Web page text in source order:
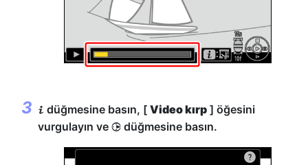
i düğmesine basın, [ Video kırp ] öğesini
vurgulayın ve 2 düğmesine basın.